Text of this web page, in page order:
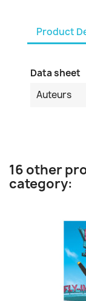
Product
Data sheet
Auteurs
16 other
category: